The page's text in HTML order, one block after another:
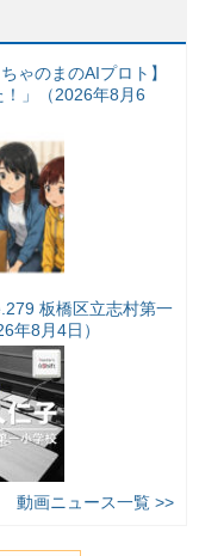
ゃのまのAIプロト】
」（2026年8月6
板橋区立志村第一
年8月4日）
動画ニュース一覧 >>